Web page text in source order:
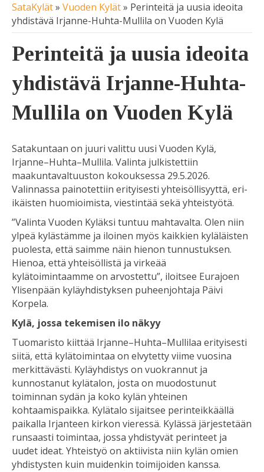
SataKylät» Vuoden Kylät» Perinteitä ja uusia ideoita
yhdistävä Irjanne-Huhta-Mullila on Vuoden Kylä
Perinteitä ja uusia ideoita
yhdistävä Irjanne-Huhta-
Mullila on Vuoden Kylä
Satakuntaan on juuri valittu uusi Vuoden Kylä,
Irjanne–Huhta–Mullila. Valinta julkistettiin
maakuntavaltuuston kokouksessa 29.5.2026.
Valinnassa painotettiin erityisesti yhteisöllisyyttä, eri-
ikäisten huomioimista, viestintää sekä yhteistyötä.
”Valinta Vuoden Kyläksi tuntuu mahtavalta. Olen niin
ylpeä kylästämme ja iloinen myös kaikkien kyläläisten
puolesta, että saimme näin hienon tunnustuksen.
Hienoa, että yhteisöllistä ja virkeää
kylätoimintaamme on arvostettu”, iloitsee Eurajoen
Ylisenpään kyläyhdistyksen puheenjohtaja Päivi
Korpela.
Kylä, jossa tekemisen ilo näkyy
Tuomaristo kiittää Irjanne–Huhta–Mullilaa erityisesti
siitä, että kylätoimintaa on elvytetty viime vuosina
merkittävästi. Kyläyhdistys on vuokrannut ja
kunnostanut kylätalon, josta on muodostunut
toiminnan sydän ja koko kylän yhteinen
kohtaamispaikka. Kylätalo sijaitsee perinteikkäällä
paikalla Irjanteen kirkon vieressä. Kylässä järjestetään
runsaasti toimintaa, jossa yhdistyvät perinteet ja
uudet ideat. Yhteistyö on aktiivista niin kylän omien
yhdistysten kuin muidenkin toimijoiden kanssa.